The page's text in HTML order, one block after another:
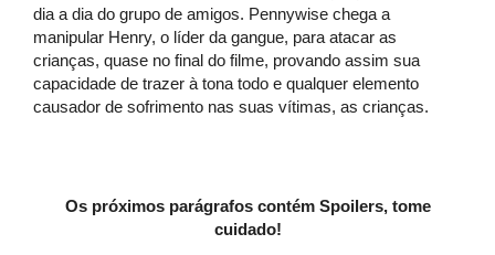
dia a dia do grupo de amigos. Pennywise chega a
manipular Henry, o líder da gangue, para atacar as
crianças, quase no final do filme, provando assim sua
capacidade de trazer à tona todo e qualquer elemento
causador de sofrimento nas suas vítimas, as crianças.
Os próximos parágrafos contém Spoilers, tome
cuidado!